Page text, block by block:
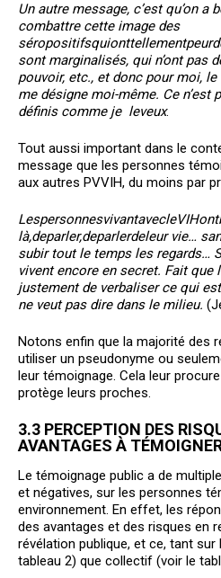
Un autre message, c’est qu’on a
combattre cette image des
séropositifsquionttellementpeur
sont marginalisés, qui n’ont pas
pouvoir, etc., et donc pour moi,
me désigne moi-même. Ce n’est
définis comme je leveux.
Tout aussi important dans le
message que les personnes
aux autres PVVIH, du moins par
LespersonnesvivantavecleVIHont
là,deparler,deparlerdeleur vie…
subir tout le temps les regards…
vivent encore en secret. Fait que
justement de verbaliser ce qui
ne veut pas dire dans le milieu.
Notons enfin que la majorité des
utiliser un pseudonyme ou
leur témoignage. Cela leur
protège leurs proches.
3.3 PERCEPTION DES
AVANTAGES À
Le témoignage public a de
et négatives, sur les personnes
environnement. En effet, les
des avantages et des risques en
révélation publique, et ce, tant sur
tableau 2) que collectif (voir le